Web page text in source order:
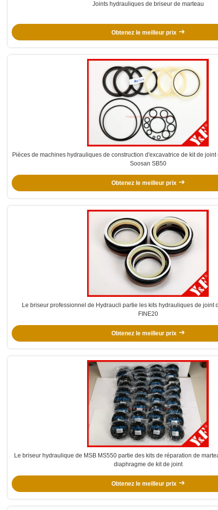
Joints hydrauliques de briseur de marteau
Obtenez le meilleur prix
Pièces de machines hydrauliques de construction d'excavatrice de kit de
Soosan SB50
Obtenez le meilleur prix
Le briseur professionnel de Hydraucli partie les kits hydrauliques de joint
FINE20
Obtenez le meilleur prix
Le briseur hydraulique de MSB MS550 partie des kits de réparation de
diaphragme de kit de joint
Obtenez le meilleur prix